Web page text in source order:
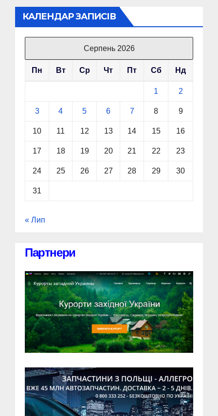
КАЛЕНДАР ЗАПИСІВ
Серпень 2026
Пн Вт Ср Чт Пт Сб Нд
1 2
3 4 5 6 7 8 9
10 11 12 13 14 15 16
17 18 19 20 21 22 23
24 25 26 27 28 29 30
31
« Лип
Партнери